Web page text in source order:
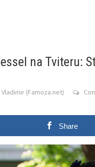
na Tviteru:
Vladimir (Famoza.net)
Share